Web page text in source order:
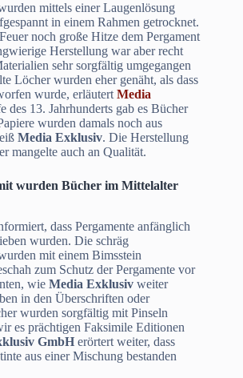
mittels einer Laugenlösung
in einem Rahmen getrocknet.
noch große Hitze dem Pergament
Herstellung war aber recht
sehr sorgfältig umgegangen
Löcher wurden eher genäht, als dass
wurde, erläutert Media
des 13. Jahrhunderts gab es Bücher
wurden damals noch aus
Media Exklusiv. Die Herstellung
mangelte auch an Qualität.
wurden Bücher im Mittelalter
dass Pergamente anfänglich
wurden. Die schräg
mit einem Bimsstein
zum Schutz der Pergamente vor
wie Media Exklusiv weiter
in den Überschriften oder
wurden sorgfältig mit Pinseln
es prächtigen Faksimile Editionen
GmbH erörtert weiter, dass
aus einer Mischung bestanden